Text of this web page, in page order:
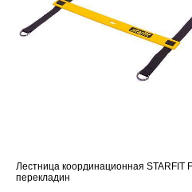
Лестница координационная STARFIT
перекладин